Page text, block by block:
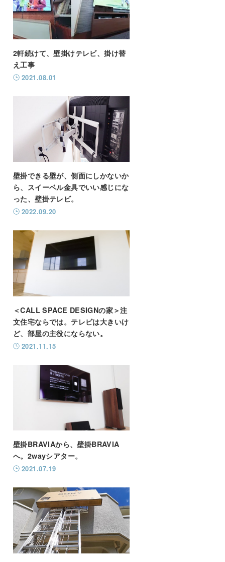
2軒続けて、壁掛けテレビ、掛け替
え工事
2021.08.01
壁掛できる壁が、側面にしかないか
ら、スイーベル金具でいい感じにな
った、壁掛テレビ。
2022.09.20
＜CALL SPACE DESIGNの家＞注
文住宅ならでは。テレビは大きいけ
ど、部屋の主役にならない。
2021.11.15
壁掛BRAVIAから、壁掛BRAVIA
へ。2wayシアター。
2021.07.19